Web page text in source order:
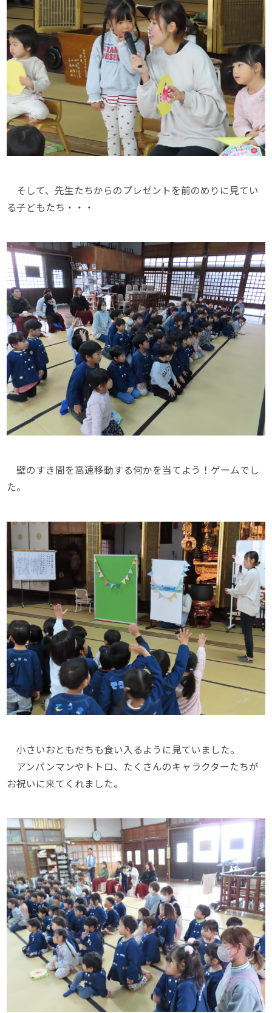
そして、先生たちからのプレゼントを前のめりに見てい
る子どもたち・・・
壁のすき間を高速移動する何かを当てよう！ゲームでし
た。
小さいおともだちも食い入るように見ていました。
アンパンマンやトトロ、たくさんのキャラクターたちが
お祝いに来てくれました。